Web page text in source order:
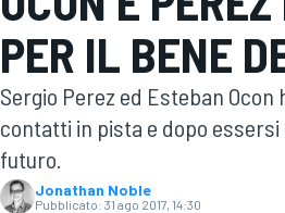
PER IL BENE
Sergio Perez ed Esteban
contatti in pista e dopo
futuro.
Jonathan Noble
Pubblicato: 31 ago 2017, 14:30